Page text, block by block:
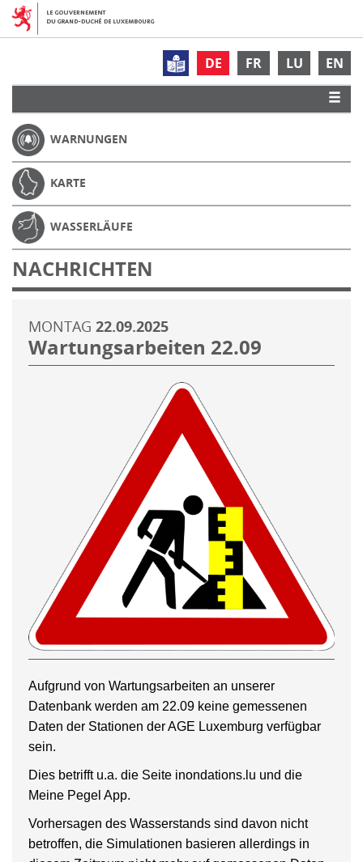
DE FR LU EN
WARNUNGEN
KARTE
WASSERLÄUFE
NACHRICHTEN
MONTAG 22.09.2025
Wartungsarbeiten 22.09
Aufgrund von Wartungsarbeiten an unserer
Datenbank werden am 22.09 keine gemessenen
Daten der Stationen der AGE Luxemburg verfügbar
sein.
Dies betrifft u.a. die Seite inondations.lu und die
Meine Pegel App.
Vorhersagen des Wasserstands sind davon nicht
betroffen, die Simulationen basieren allerdings in